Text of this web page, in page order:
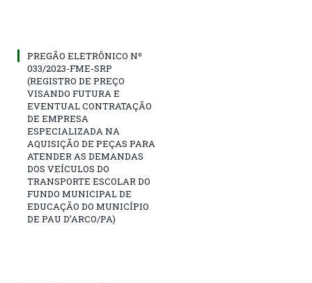
PREGÃO ELETRÔNICO Nº
033/2023-FME-SRP
(REGISTRO DE PREÇO
VISANDO FUTURA E
EVENTUAL CONTRATAÇÃO
DE EMPRESA
ESPECIALIZADA NA
AQUISIÇÃO DE PEÇAS PARA
ATENDER AS DEMANDAS
DOS VEÍCULOS DO
TRANSPORTE ESCOLAR DO
FUNDO MUNICIPAL DE
EDUCAÇÃO DO MUNICÍPIO
DE PAU D’ARCO/PA)